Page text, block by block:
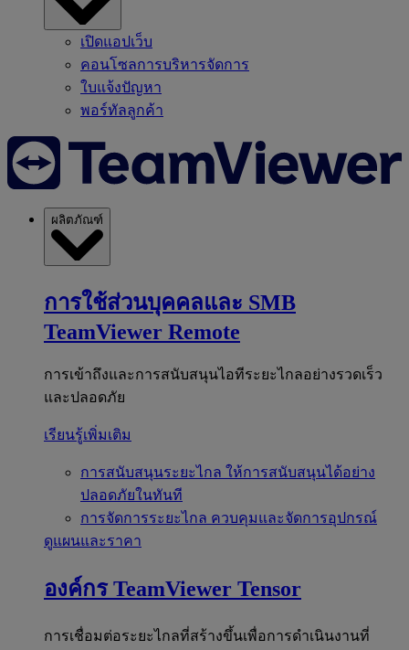
เปิดแอปเว็บ
คอนโซลการบริหารจัดการ
ใบแจ้งปัญหา
พอร์ทัลลูกค้า
ผลิตภัณฑ์
การใช้ส่วนบุคคลและ SMB
TeamViewer Remote
การเข้าถึงและการสนับสนุนไอทีระยะไกลอย่างรวดเร็ว
และปลอดภัย
เรียนรู้เพิ่มเติม
การสนับสนุนระยะไกล ให้การสนับสนุนได้อย่าง
ปลอดภัยในทันที
การจัดการระยะไกล ควบคุมและจัดการอุปกรณ์
ดูแผนและราคา
องค์กร TeamViewer Tensor
การเชื่อมต่อระยะไกลที่สร้างขึ้นเพื่อการดำเนินงานที่